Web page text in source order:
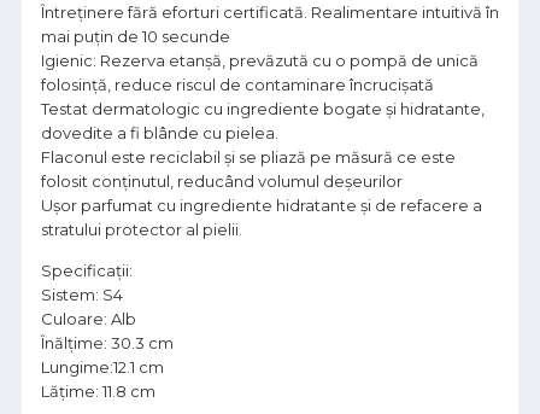
Întreținere fără eforturi certificată. Realimentare intuitivă în
mai puțin de 10 secunde
Igienic: Rezerva etanșă, prevăzută cu o pompă de unică
folosință, reduce riscul de contaminare încrucișată
Testat dermatologic cu ingrediente bogate și hidratante,
dovedite a fi blânde cu pielea.
Flaconul este reciclabil și se pliază pe măsură ce este
folosit conținutul, reducând volumul deșeurilor
Ușor parfumat cu ingrediente hidratante și de refacere a
stratului protector al pielii.
Specificații:
Sistem: S4
Culoare: Alb
Înălțime: 30.3 cm
Lungime:12.1 cm
Lățime: 11.8 cm